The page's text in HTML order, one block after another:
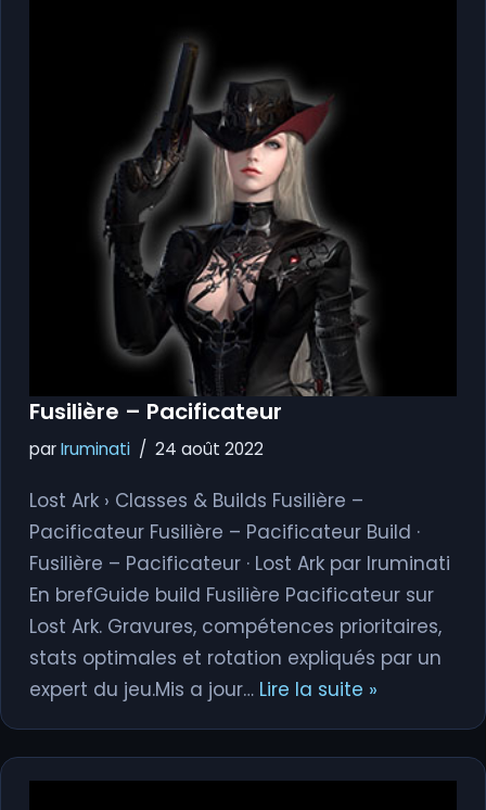
Fusilière – Pacificateur
parIruminati 24 août 2022
Lost Ark › Classes & Builds Fusilière –
Pacificateur Fusilière – Pacificateur Build ·
Fusilière – Pacificateur · Lost Ark par Iruminati
En brefGuide build Fusilière Pacificateur sur
Lost Ark. Gravures, compétences prioritaires,
stats optimales et rotation expliqués par un
expert du jeu.Mis a jour… Lire la suite »